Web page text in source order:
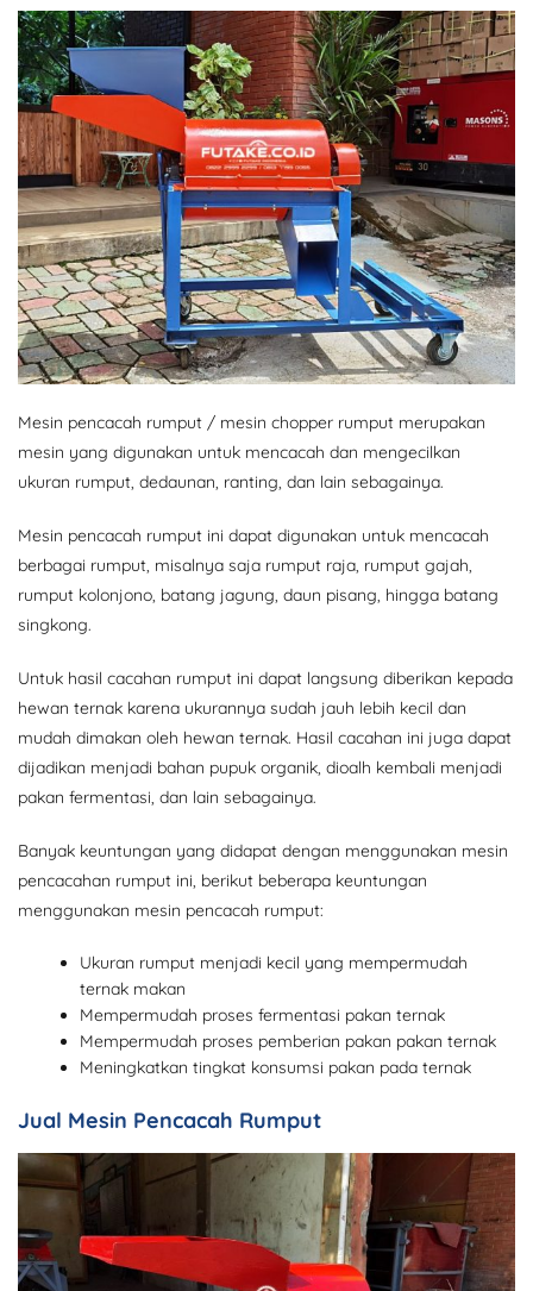
Mesin pencacah rumput / mesin chopper rumput merupakan
mesin yang digunakan untuk mencacah dan mengecilkan
ukuran rumput, dedaunan, ranting, dan lain sebagainya.
Mesin pencacah rumput ini dapat digunakan untuk mencacah
berbagai rumput, misalnya saja rumput raja, rumput gajah,
rumput kolonjono, batang jagung, daun pisang, hingga batang
singkong.
Untuk hasil cacahan rumput ini dapat langsung diberikan kepada
hewan ternak karena ukurannya sudah jauh lebih kecil dan
mudah dimakan oleh hewan ternak. Hasil cacahan ini juga dapat
dijadikan menjadi bahan pupuk organik, dioalh kembali menjadi
pakan fermentasi, dan lain sebagainya.
Banyak keuntungan yang didapat dengan menggunakan mesin
pencacahan rumput ini, berikut beberapa keuntungan
menggunakan mesin pencacah rumput:
Ukuran rumput menjadi kecil yang mempermudah
ternak makan
Mempermudah proses fermentasi pakan ternak
Mempermudah proses pemberian pakan pakan ternak
Meningkatkan tingkat konsumsi pakan pada ternak
Jual Mesin Pencacah Rumput